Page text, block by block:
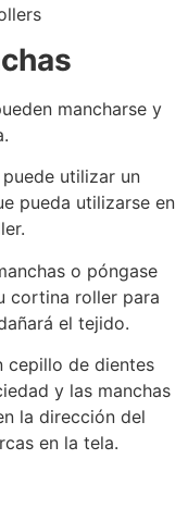
mancharse y
utilizar un
pueda utilizarse en
o póngase
cortina roller para
el tejido.
cepillo de dientes
y las manchas
la dirección del
en la tela.